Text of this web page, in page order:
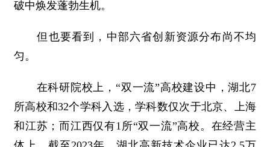
破中焕发蓬勃生机。
但也要看到，中部六省创新资源分布尚不均
匀。
在科研院校上，“双一流”高校建设中，湖北7
所高校和32个学科入选，学科数仅次于北京、上海
和江苏；而江西仅有1所“双一流”高校。在经营主